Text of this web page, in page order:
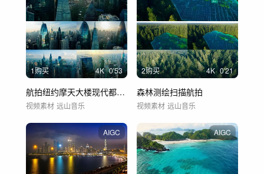
1购买 4K 0'53
航拍纽约摩天大楼现代都市金融科技城
视频素材 远山音乐
2购买 4K 0'21
森林测绘扫描航拍
视频素材 远山音乐
AIGC AIGC